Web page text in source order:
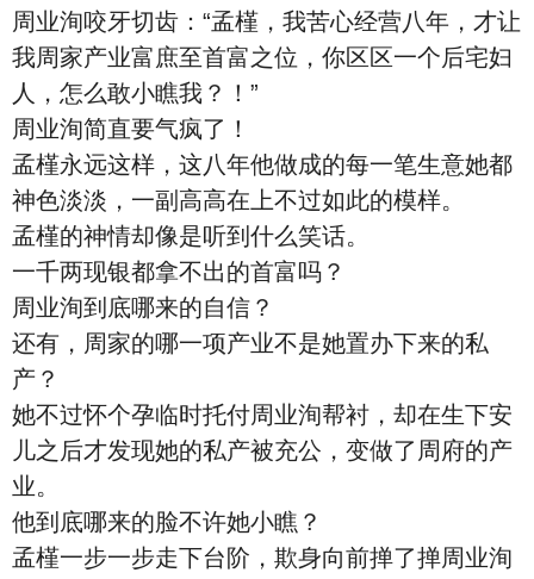
周业洵咬牙切齿：“孟槿，我苦心经营八年，才让
我周家产业富庶至首富之位，你区区一个后宅妇
人，怎么敢小瞧我？！”
周业洵简直要气疯了！
孟槿永远这样，这八年他做成的每一笔生意她都
神色淡淡，一副高高在上不过如此的模样。
孟槿的神情却像是听到什么笑话。
一千两现银都拿不出的首富吗？
周业洵到底哪来的自信？
还有，周家的哪一项产业不是她置办下来的私
产？
她不过怀个孕临时托付周业洵帮衬，却在生下安
儿之后才发现她的私产被充公，变做了周府的产
业。
他到底哪来的脸不许她小瞧？
孟槿一步一步走下台阶，欺身向前掸了掸周业洵